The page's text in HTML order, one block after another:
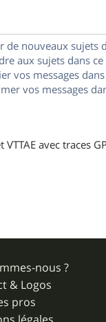
de nouveaux sujets
aux sujets dans
vos messages
vos messages
VTTAE avec traces
nous ?
& Logos
pros